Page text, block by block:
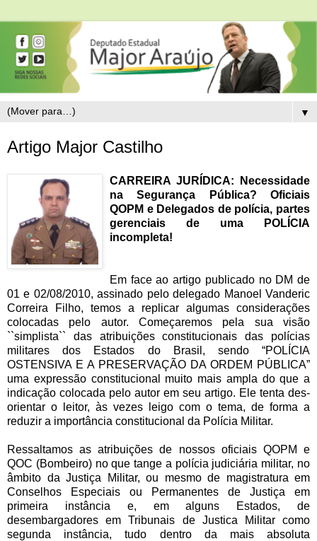
▼
Artigo Major Castilho
CARREIRA JURÍDICA: Necessidade
na Segurança Pública? Oficiais
QOPM e Delegados de polícia, partes
gerenciais de uma POLÍCIA
incompleta!
Em face ao artigo publicado no DM de
01 e 02/08/2010, assinado pelo delegado Manoel Vanderic
Correira Filho, temos a replicar algumas considerações
colocadas pelo autor. Começaremos pela sua visão
``simplista`` das atribuições constitucionais das polícias
militares dos Estados do Brasil, sendo “POLÍCIA
OSTENSIVA E A PRESERVAÇÃO DA ORDEM PÚBLICA”
uma expressão constitucional muito mais ampla do que a
indicação colocada pelo autor em seu artigo. Ele tenta des-
orientar o leitor, às vezes leigo com o tema, de forma a
reduzir a importância constitucional da Polícia Militar.
Ressaltamos as atribuições de nossos oficiais QOPM e
QOC (Bombeiro) no que tange a polícia judiciária militar, no
âmbito da Justiça Militar, ou mesmo de magistratura em
Conselhos Especiais ou Permanentes de Justiça em
primeira instância e, em alguns Estados, de
desembargadores em Tribunais de Justica Militar como
segunda instância, tudo dentro da mais absoluta